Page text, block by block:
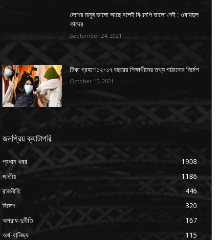
দেশের মানুষ ভালো আছে বলেই বিএনপি ভালো নেই : ওবায়দুল
কাদের
September 24, 2021
টিকা গ্রহণে ১২-১৭ বছরের শিক্ষার্থীদের তথ্য পাঠানোর নির্দেশ
October 15, 2021
জনপ্রিয় ক্যাটাগরি
প্রধান খবর
1908
জাতীয়
1186
রাজনীতি
446
বিদেশ
320
অপরাধ-দুর্নীতি
167
অর্থ-বানিজ্য
115